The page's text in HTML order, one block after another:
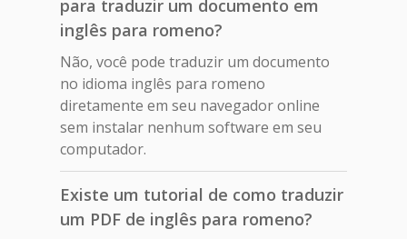
para traduzir um documento em
inglês para romeno?
Não, você pode traduzir um documento
no idioma inglês para romeno
diretamente em seu navegador online
sem instalar nenhum software em seu
computador.
Existe um tutorial de como traduzir
um PDF de inglês para romeno?